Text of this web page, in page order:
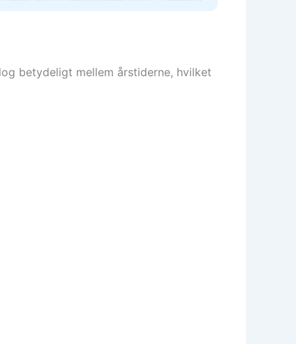
betydeligt mellem årstiderne, hvilket